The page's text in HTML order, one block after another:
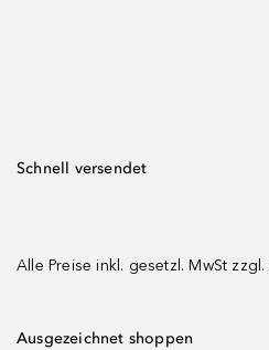
Schnell versendet
Alle Preise inkl. gesetzl. MwSt zzgl.
Ausgezeichnet shoppen